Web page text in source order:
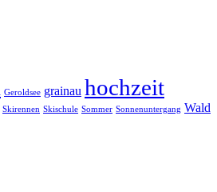
Geroldsee grainau hochzeit
Skirennen Skischule Sommer Sonnenuntergang Wald